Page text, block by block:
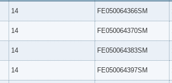
14 FE050064366SM
14 FE050064370SM
14 FE050064383SM
14 FE050064397SM